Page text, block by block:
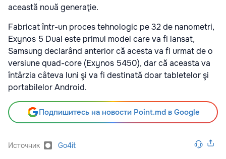
această nouă generaţie.
Fabricat într-un proces tehnologic pe 32 de nanometri,
Exynos 5 Dual este primul model care va fi lansat,
Samsung declarând anterior că acesta va fi urmat de o
versiune quad-core (Exynos 5450), dar că aceasta va
întârzia câteva luni şi va fi destinată doar tabletelor şi
portabilelor Android.
Подпишитесь на новости Point.md в Google
Источник Go4it